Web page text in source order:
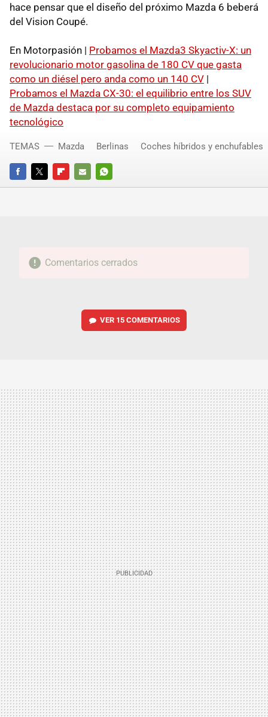
hace pensar que el diseño del próximo Mazda 6 beberá
del Vision Coupé.
En Motorpasión | Probamos el Mazda3 Skyactiv-X: un
revolucionario motor gasolina de 180 CV que gasta
como un diésel pero anda como un 140 CV |
Probamos el Mazda CX-30: el equilibrio entre los SUV
de Mazda destaca por su completo equipamiento
tecnológico
FACEBOOKTWITTERFLIPBOARD
E-
WHATSAPP
TEMAS Mazda Berlinas Coches híbridos y enchufables
Comentarios cerrados
VER 15 COMENTARIOS